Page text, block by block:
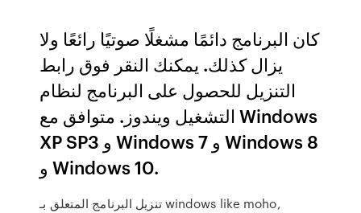
كان البرنامج دائمًا مشغلًا صوتيًا رائعًا ولا
يزال كذلك. يمكنك النقر فوق رابط
التنزيل للحصول على البرنامج لنظام
التشغيل ويندوز. متوافق مع Windows
XP SP3 و Windows 7 و Windows 8
و Windows 10.
تنزيل البرنامج المتعلق بـ windows like moho,